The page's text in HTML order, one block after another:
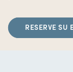
RESERVE SU